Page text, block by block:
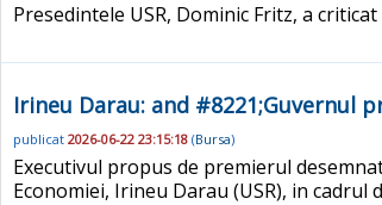
Presedintele USR, Dominic Fritz, a
Irineu Darau: and #8221;Guvernul
publicat 2026-06-22 23:15:18 (Bursa)
Executivul propus de premierul
Economiei, Irineu Darau (USR), in